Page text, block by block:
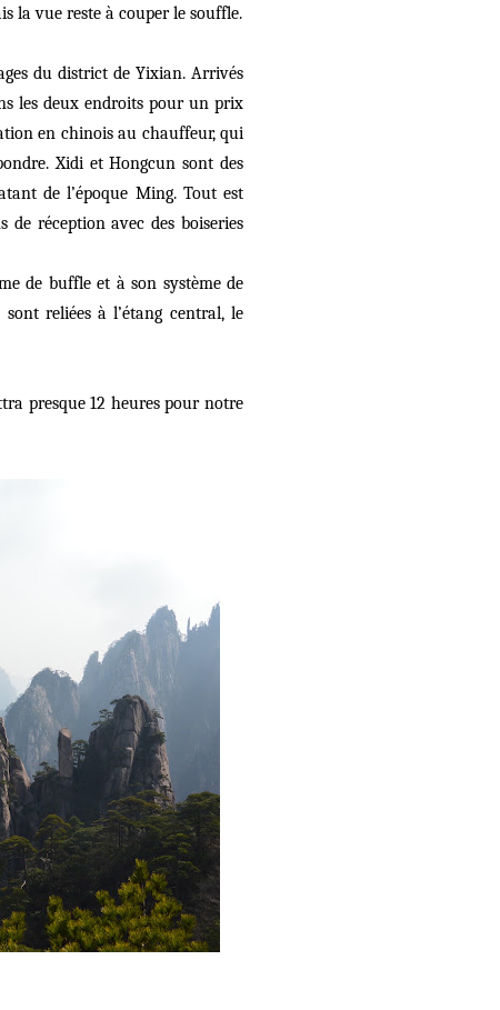
la vue reste à couper le souffle.
du district de Yixian. Arrivés
les deux endroits pour un prix
en chinois au chauffeur, qui
Xidi et Hongcun sont des
de l’époque Ming. Tout est
de réception avec des boiseries
de buffle et à son système de
reliées à l’étang central, le
presque 12 heures pour notre